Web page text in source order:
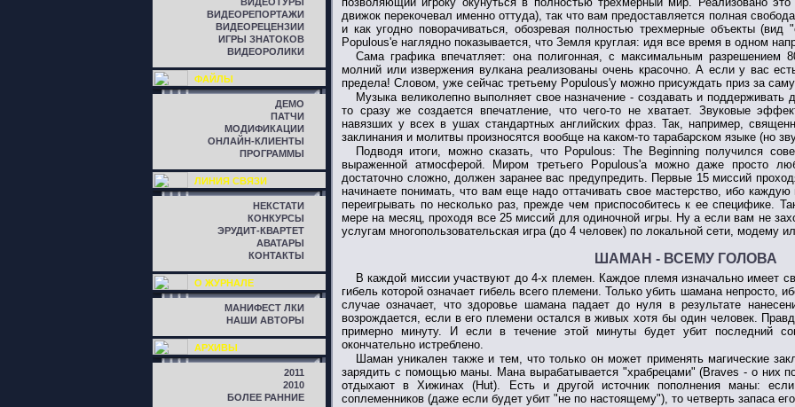
ВИДЕОРЕПОРТАЖИ
ВИДЕОРЕЦЕНЗИИ
ИГРЫ ЗНАТОКОВ
ВИДЕОРОЛИКИ
ФАЙЛЫ
ДЕМО
ПАТЧИ
МОДИФИКАЦИИ
ОНЛАЙН-КЛИЕНТЫ
ПРОГРАММЫ
ЛИНИЯ СВЯЗИ
НЕКСТАТИ
КОНКУРСЫ
ЭРУДИТ-КВАРТЕТ
АВАТАРЫ
КОНТАКТЫ
О ЖУРНАЛЕ
МАНИФЕСТ ЛКИ
НАШИ АВТОРЫ
АРХИВЫ
2011
2010
БОЛЕЕ РАННИЕ
движок перекочевал именно оттуда), так что вам предоставляется полная
и как угодно поворачиваться, обозревая полностью трехмерные объекты
Populous'е наглядно показывается, что Земля круглая: идя все время в одном
Сама графика впечатляет: она полигонная, с максимальным разрешением
молний или извержения вулкана реализованы очень красочно. А если у вас
предела! Словом, уже сейчас третьему Populous'у можно присуждать приз за
Музыка великолепно выполняет свое назначение - создавать и
то сразу же создается впечатление, что чего-то не хватает. Звуковые
навязших у всех в ушах стандартных английских фраз. Так, например,
заклинания и молитвы произносятся вообще на каком-то тарабарском языке (но
Подводя итоги, можно сказать, что Populous: The Beginning получился
выраженной атмосферой. Миром третьего Populous'а можно даже просто
достаточно сложно, должен заранее вас предупредить. Первые 15 миссий
начинаете понимать, что вам еще надо оттачивать свое мастерство, ибо
переигрывать по несколько раз, прежде чем приспособитесь к ее специфике.
мере на месяц, проходя все 25 миссий для одиночной игры. Ну а если вам не
услугам многопользовательская игра (до 4 человек) по локальной сети, модему
ШАМАН - ВСЕМУ ГОЛОВА
В каждой миссии участвуют до 4-х племен. Каждое племя изначально имеет
гибель которой означает гибель всего племени. Только убить шамана непросто,
случае означает, что здоровье шамана падает до нуля в результате
возрождается, если в его племени остался в живых хотя бы один человек.
примерно минуту. И если в течение этой минуты будет убит последний
окончательно истреблено.
Шаман уникален также и тем, что только он может применять магические
зарядить с помощью маны. Мана вырабатывается "храбрецами" (Braves - о них
отдыхают в Хижинах (Hut). Есть и другой источник пополнения маны:
соплеменников (даже если будет убит "не по настоящему"), то четверть запаса